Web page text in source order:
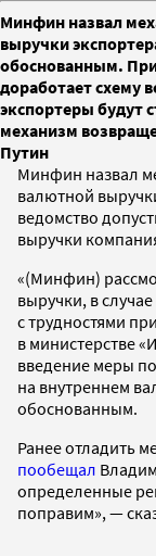
Минфин назвал
выручки
обоснованным.
доработает схему
экспортеры будут
механизм
Путин
Минфин назвал
валютной
ведомство
выручки
«(Минфин)
выручки, в
с трудностями
в министерстве
введение меры
на внутреннем
обоснованным.
Ранее отладить
пообещал
определенные
поправим», —